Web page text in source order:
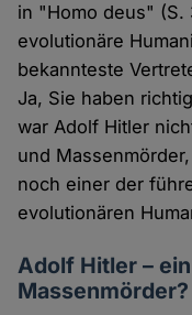
in "Homo deus" (S.
evolutionäre
bekannteste
Ja, Sie haben
war Adolf Hitler
und
noch einer der
evolutionären
Adolf Hitler –
Massenmörder?